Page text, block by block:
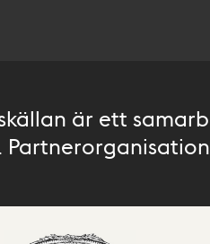
är ett